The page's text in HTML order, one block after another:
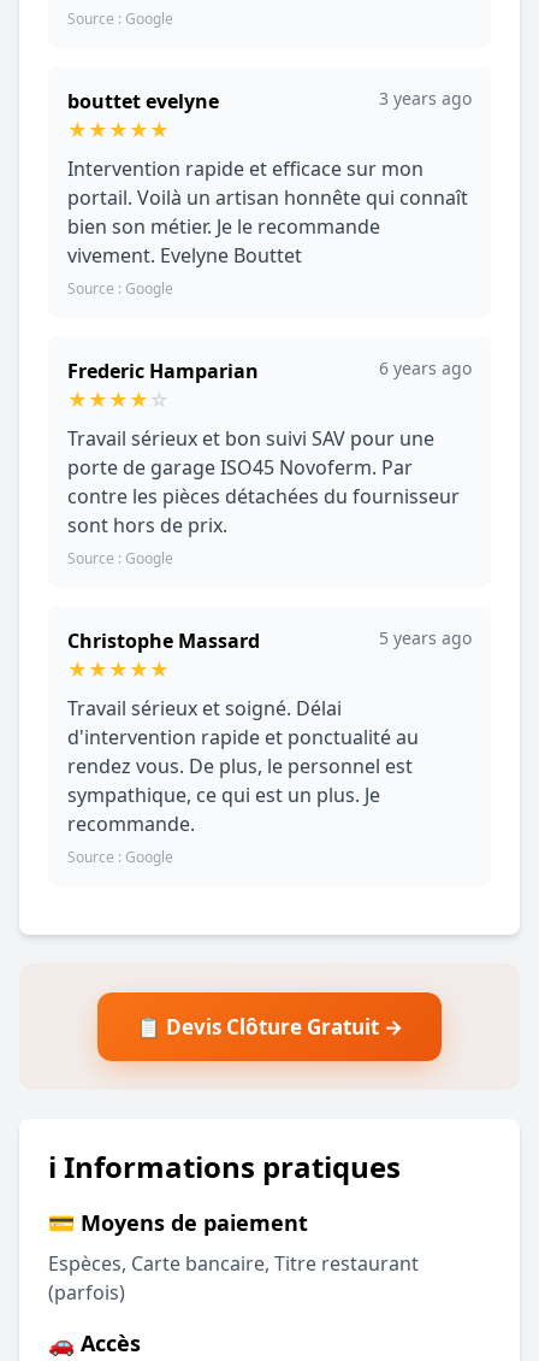
Source : Google
bouttet evelyne
★★★★★
3 years ago
Intervention rapide et efficace sur mon
portail. Voilà un artisan honnête qui connaît
bien son métier. Je le recommande
vivement. Evelyne Bouttet
Source : Google
Frederic Hamparian
★★★★☆
6 years ago
Travail sérieux et bon suivi SAV pour une
porte de garage ISO45 Novoferm. Par
contre les pièces détachées du fournisseur
sont hors de prix.
Source : Google
Christophe Massard
★★★★★
5 years ago
Travail sérieux et soigné. Délai
d'intervention rapide et ponctualité au
rendez vous. De plus, le personnel est
sympathique, ce qui est un plus. Je
recommande.
Source : Google
📋 Devis Clôture Gratuit →
ℹ️ Informations pratiques
💳 Moyens de paiement
Espèces, Carte bancaire, Titre restaurant
(parfois)
🚗 Accès